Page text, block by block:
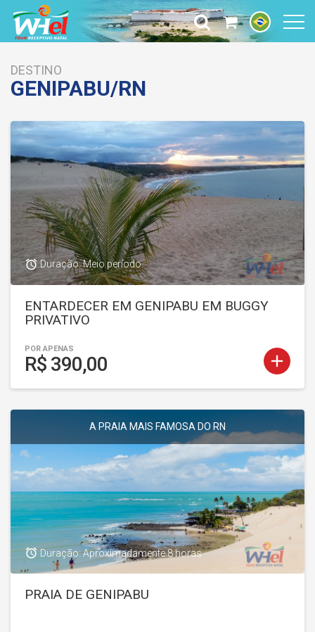
DESTINO
GENIPABU/RN
add
access_alarm Duração: Meio período.
ENTARDECER EM GENIPABU EM BUGGY
PRIVATIVO
POR APENAS
R$ 390,00
A PRAIA MAIS FAMOSA DO RN
access_alarmDuração: Aproximadamente 8 horas
PRAIA DE GENIPABU